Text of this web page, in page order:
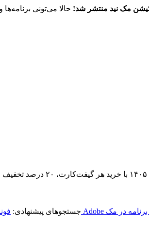
مک نید منتشر شد! حالا می‌تونی
جستجوهای پیشنهادی:
در مک